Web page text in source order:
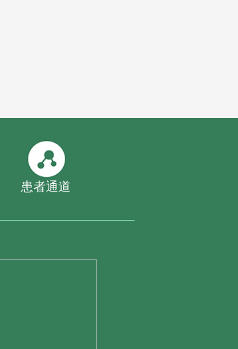
患者通道